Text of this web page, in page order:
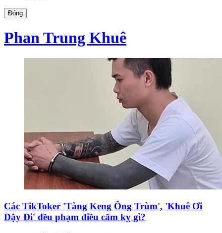
Đóng
Phan Trung Khuê
Các TikToker 'Tàng Keng Ông Trùm', 'Khuê Ơi
Dậy Đi' đều phạm điều cấm kỵ gì?